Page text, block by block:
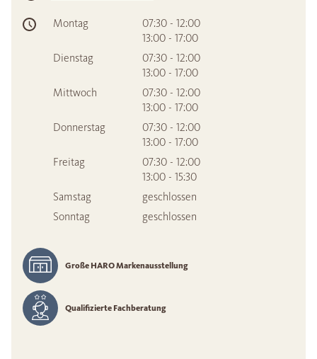
Montag
07:30 - 12:00
13:00 - 17:00
Dienstag
07:30 - 12:00
13:00 - 17:00
Mittwoch
07:30 - 12:00
13:00 - 17:00
Donnerstag
07:30 - 12:00
13:00 - 17:00
Freitag
07:30 - 12:00
13:00 - 15:30
Samstag
geschlossen
Sonntag
geschlossen
Große HARO Markenausstellung
Qualifizierte Fachberatung